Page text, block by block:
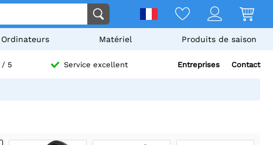
Ordinateurs Matériel Produits de saison
/ 5 Service excellent Entreprises Contact